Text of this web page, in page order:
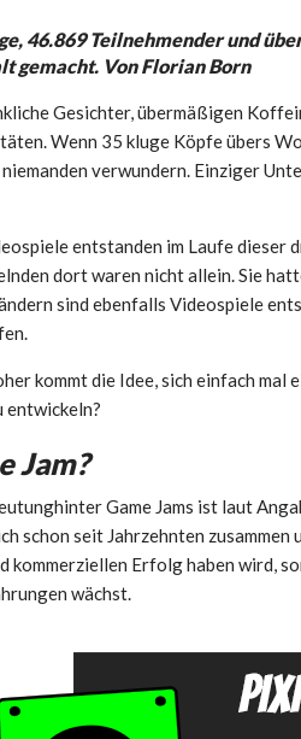
46.869 Teilnehmender und
gemacht. Von Florian Born
Gesichter, übermäßigen
Wenn 35 kluge Köpfe übers
verwundern. Einziger
entstanden im Laufe dieser
dort waren nicht allein. Sie
sind ebenfalls Videospiele
kommt die Idee, sich einfach
entwickeln?
Jam?
Game Jams ist laut
schon seit Jahrzehnten zusammen
kommerziellen Erfolg haben wird,
wächst.